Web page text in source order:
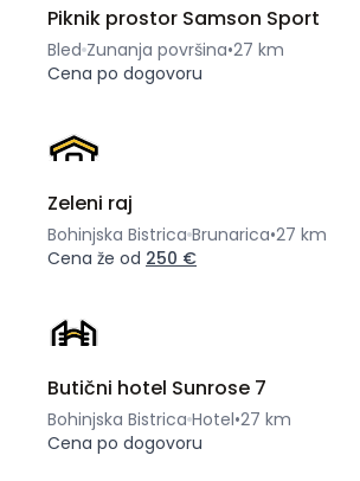
Piknik prostor Samson Sport
Bled Zunanja površina•27 km
Cena po dogovoru
Zeleni raj
Bohinjska Bistrica Brunarica•27 km
Cena že od 250 €
Butični hotel Sunrose 7
Bohinjska Bistrica Hotel•27 km
Cena po dogovoru